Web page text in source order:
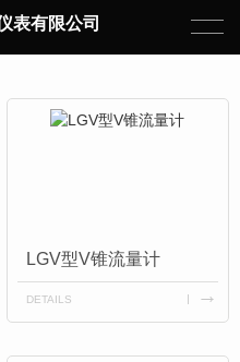
表有限公司
LGV型V锥流量计
DETAILS